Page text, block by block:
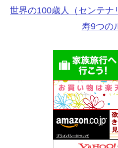
世界の100歳人（センテナ
寿9つの